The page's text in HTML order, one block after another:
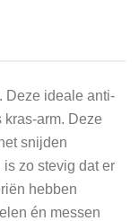
Deze ideale anti-
arm. Deze
snijden
zo stevig dat er
hebben
én messen